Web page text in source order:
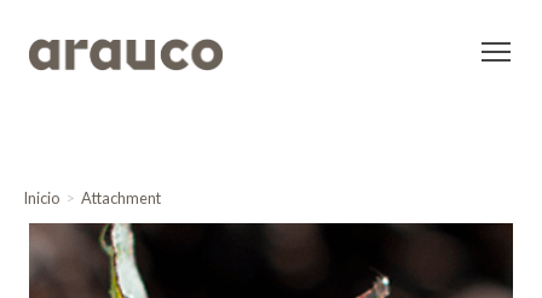
Inicio Attachment